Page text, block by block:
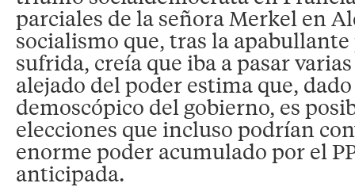
parciales de la señora Merkel en
socialismo que, tras la
sufrida, creía que iba a pasar
alejado del poder estima que,
demoscópico del gobierno, es
elecciones que incluso podrían
enorme poder acumulado por el
anticipada.